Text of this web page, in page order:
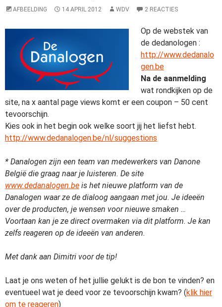
AFBEELDING 14 APRIL 2012 WDV 2 REACTIES
Op de webstek van
de dedanologen :
http://www.dedanalo
gen.be
Na de aanmelding
wat rondkijken op de
site, na x aantal page views komt er een coupon – 50 cent
tevoorschijn.
Kies ook in het begin ook welke soort jij het liefst hebt.
http://www.dedanalogen.be/nl/suggestions
* Danalogen zijn een team van medewerkers van Danone
België die graag naar je luisteren. De site
www.dedanalogen.be is het nieuwe platform van de
Danalogen waar ze de dialoog aangaan met jou. Je ideeën
over de producten, je wensen voor nieuwe smaken …
Voortaan kan je ze direct overmaken via dit platform. Je kan
zelfs reageren op de ideeën van anderen.
Met dank aan Dimitri voor de tip!
Laat je ons weten of het jullie gelukt is de bon te vinden? en
eventueel wat je deed voor ze tevoorschijn kwam? (klik hier
om te reageren)